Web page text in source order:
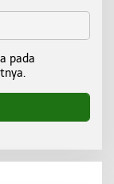
pada